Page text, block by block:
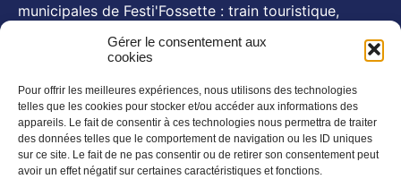
Gérer le consentement aux
cookies
Pour offrir les meilleures expériences, nous utilisons des technologies
telles que les cookies pour stocker et/ou accéder aux informations des
appareils. Le fait de consentir à ces technologies nous permettra de traiter
des données telles que le comportement de navigation ou les ID uniques
sur ce site. Le fait de ne pas consentir ou de retirer son consentement peut
avoir un effet négatif sur certaines caractéristiques et fonctions.
municipales de Festi'Fossette : train touristique,
festif du 26 juillet animé par Michel Pruvot, aux côtés
Photo
NOS NEWSLETTERS
En savoir plus